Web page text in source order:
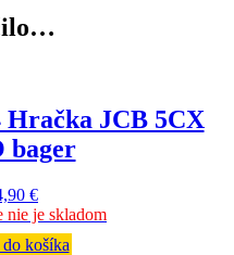
Hračka JCB 5CX
bager
€
nie je skladom
košíka